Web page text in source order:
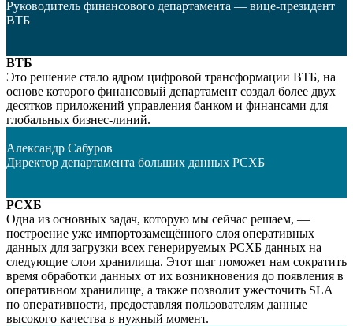
Руководитель финансового департамента — вице-президент
ВТБ
ВТБ
Это решение стало ядром цифровой трансформации ВТБ, на
основе которого финансовый департамент создал более двух
десятков приложений управления банком и финансами для
глобальных бизнес-линий.
Александр Сабуров
Директор департамента больших данных РСХБ
РСХБ
Одна из основных задач, которую мы сейчас решаем, —
построение уже импортозамещённого слоя оперативных
данных для загрузки всех генерируемых РСХБ данных на
следующие слои хранилища. Этот шаг поможет нам сократить
время обработки данных от их возникновения до появления в
оперативном хранилище, а также позволит ужесточить SLA
по оперативности, предоставляя пользователям данные
высокого качества в нужный момент.